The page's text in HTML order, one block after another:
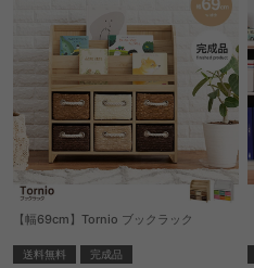
【幅69cm】Tornio ブックラック
送料無料 完成品